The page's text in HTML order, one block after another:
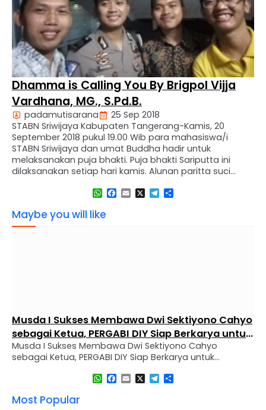
Dhamma is Calling You By Brigpol Vijja
Vardhana, MG., S.Pd.B.
padamutisarana
25 Sep 2018
STABN Sriwijaya Kabupaten Tangerang-Kamis, 20
September 2018 pukul 19.00 Wib para mahasiswa/i
STABN Sriwijaya dan umat Buddha hadir untuk
melaksanakan puja bhakti. Puja bhakti Sariputta ini
dilaksanakan setiap hari kamis. Alunan paritta suci
damai dibacakan oleh seluruh peserta Puja Bhakti.
dengan berlatih …
WhatsApp
Facebook
Email
X Telegram
Maybe you will like
Musda I Sukses Membawa Dwi Sektiyono Cahyo
sebagai Ketua, PERGABI DIY Siap Berkarya untuk
Kemajuan Pendidikan Agama Buddha
Musda I Sukses Membawa Dwi Sektiyono Cahyo
sebagai Ketua, PERGABI DIY Siap Berkarya untuk
November 2024 – Perkumpulan Guru Agama Buddha
Musyawarah Daerah (MUSDA) I pemilihan dan
WhatsApp
Facebook
Email
X Telegram
Most Popular